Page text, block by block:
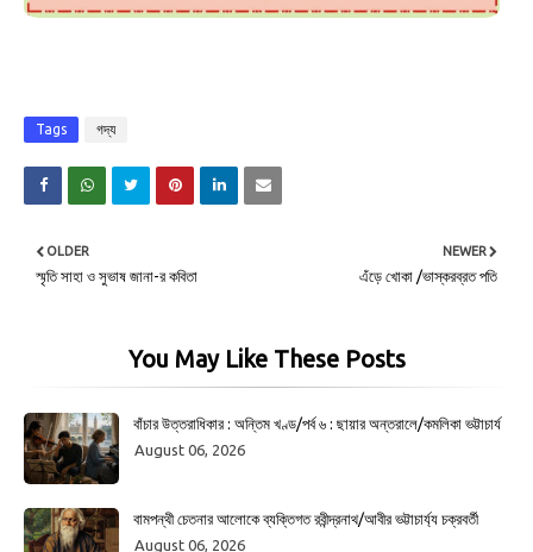
Tags গদ্য
NEWER
এঁড়ে খোকা /ভাস্করব্রত পতি
OLDER
স্মৃতি সাহা ও সুভাষ জানা-র কবিতা
You May Like These Posts
বাঁচার উত্তরাধিকার : অন্তিম খণ্ড/পর্ব ৬ : ছায়ার অন্তরালে/কমলিকা ভট্টাচার্য
August 06, 2026
বামপন্থী চেতনার আলোকে ব্যক্তিগত রবীন্দ্রনাথ/আবীর ভট্টাচার্য্য চক্রবর্তী
August 06, 2026